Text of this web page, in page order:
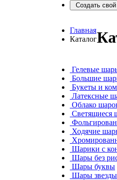
Создать
Главная
Каталог
Гелевые
Большие
Букеты и
Латексные
Облако
Светящиеся
Ходячие
Шарики с
Шары без
Шары буквы
Шары звезды